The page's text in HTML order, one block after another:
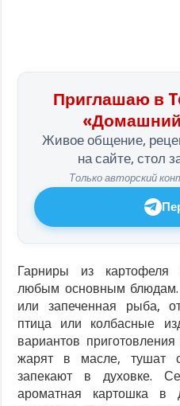
Приглашаю в
Живое общение,
на сайте, стол
Только авторский
Гарниры из картофеля
любым основным
или запеченная рыба,
птица или колбасные
вариантов
жарят в масле, тушат
запекают в духовке.
ароматная картошка в